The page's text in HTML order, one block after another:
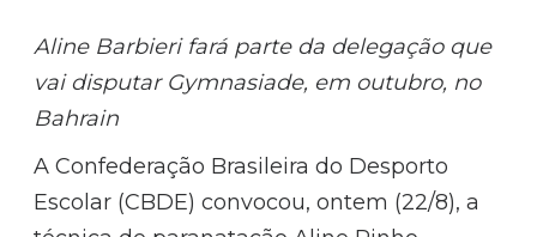
Aline Barbieri fará parte da delegação que
vai disputar Gymnasiade, em outubro, no
Bahrain
A Confederação Brasileira do Desporto
Escolar (CBDE) convocou, ontem (22/8), a